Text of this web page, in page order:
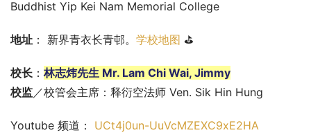
Buddhist Yip Kei Nam Memorial College
地址 ： 新界青衣长青邨。 学校地图 ⛳
校长 ：林志炜先生 Mr. Lam Chi Wai, Jimmy
校监／校管会主席：释衍空法师 Ven. Sik Hin Hung
Youtube 频道： UCt4j0un-UuVcMZEXC9xE2HA